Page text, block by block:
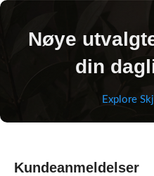
Nøye
din
Explore
Kundeanmeldelser